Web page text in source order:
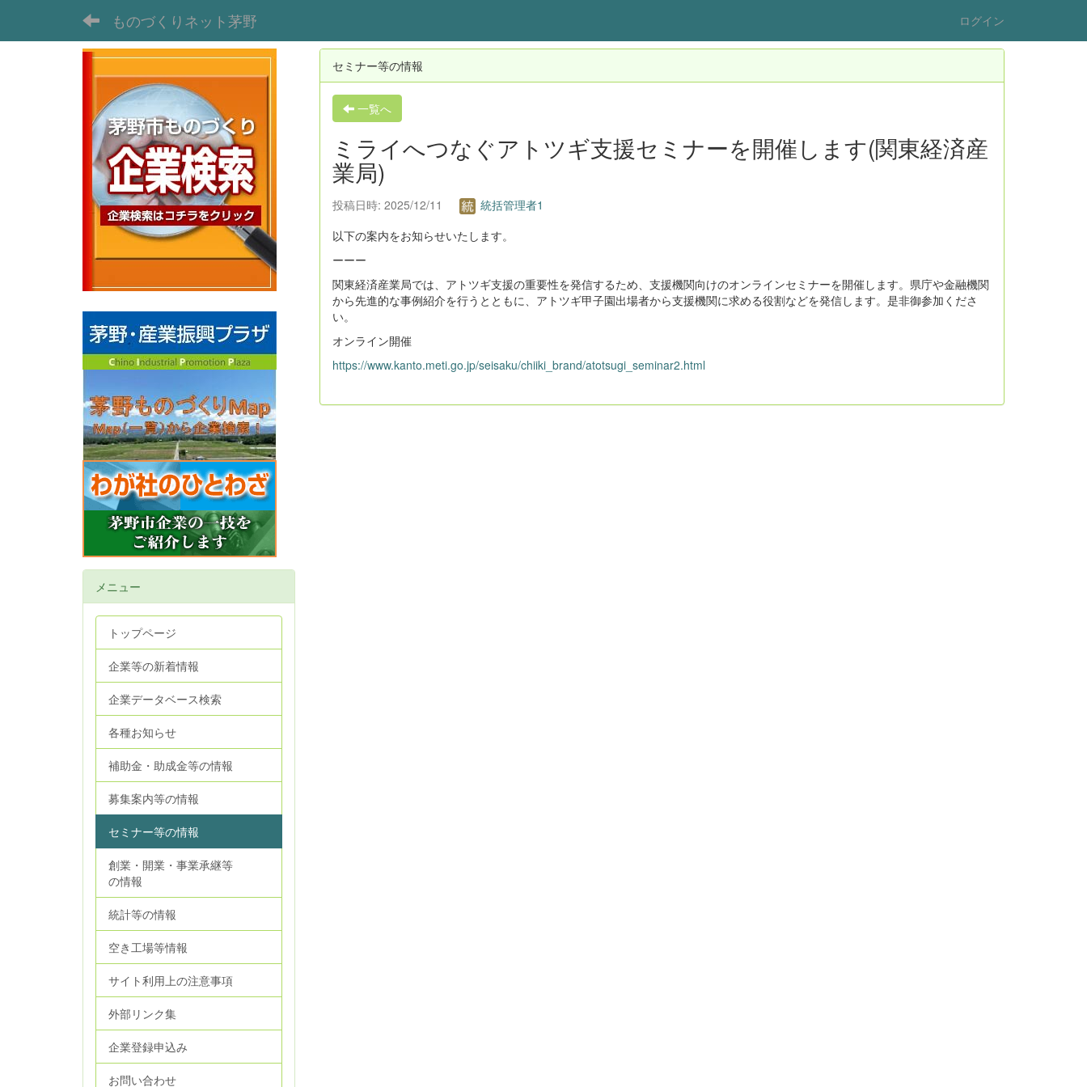
ものづくりネット茅野 ログイン
セミナー等の情報
一覧へ
ミライへつなぐアトツギ支援セミナーを開催します(関東経済産
業局)
投稿日時: 2025/12/11
統括管理者1
以下の案内をお知らせいたします。
ーーー
関東経済産業局では、アトツギ支援の重要性を発信するため、支援機関向けのオンラインセミナーを開催します。県庁や金融機関
から先進的な事例紹介を行うとともに、アトツギ甲子園出場者から支援機関に求める役割などを発信します。是非御参加くださ
い。
オンライン開催
https://www.kanto.meti.go.jp/seisaku/chiiki_brand/atotsugi_seminar2.html
メニュー
トップページ
企業等の新着情報
企業データベース検索
各種お知らせ
補助金・助成金等の情報
募集案内等の情報
セミナー等の情報
創業・開業・事業承継等
の情報
統計等の情報
空き工場等情報
サイト利用上の注意事項
外部リンク集
企業登録申込み
お問い合わせ